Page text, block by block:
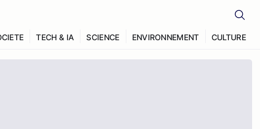
TECH & IA SCIENCE ENVIRONNEMENT CULTURE